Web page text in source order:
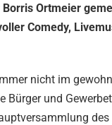
Ortmeier
Comedy,
nicht im
und